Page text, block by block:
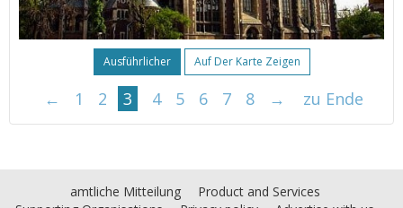
Ausführlicher Auf Der Karte Zeigen
← 1 2 3 4 5 6 7 8 → zu Ende
amtliche Mitteilung
Product and Services